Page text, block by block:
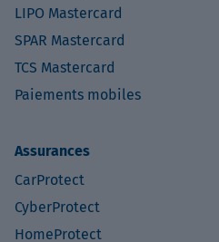
LIPO Mastercard
SPAR Mastercard
TCS Mastercard
Paiements mobiles
Assurances
CarProtect
CyberProtect
HomeProtect